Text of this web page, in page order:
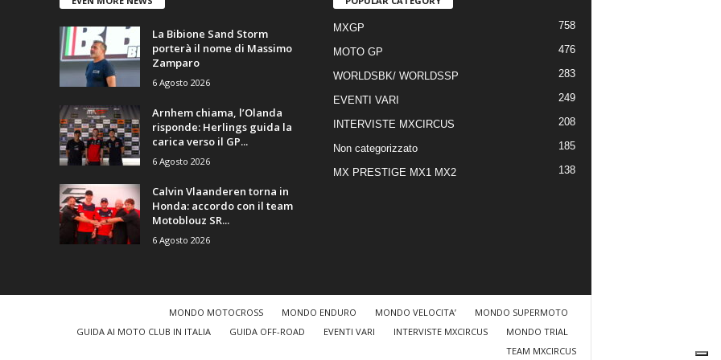
La Bibione Sand Storm
porterà il nome di Massimo
Zamparo
6 Agosto 2026
Arnhem chiama, l’Olanda
risponde: Herlings guida la
carica verso il GP...
6 Agosto 2026
Calvin Vlaanderen torna in
Honda: accordo con il team
Motoblouz SR...
6 Agosto 2026
MXGP 758
MOTO GP 476
WORLDSBK/ WORLDSSP 283
EVENTI VARI 249
INTERVISTE MXCIRCUS 208
Non categorizzato 185
MX PRESTIGE MX1 MX2 138
MONDO MOTOCROSS MONDO ENDURO MONDO VELOCITA’
MONDO SUPERMOTO
GUIDA AI MOTO CLUB IN ITALIA
GUIDA OFF-ROAD EVENTI VARI INTERVISTE MXCIRCUS
MONDO TRIAL
TEAM MXCIRCUS